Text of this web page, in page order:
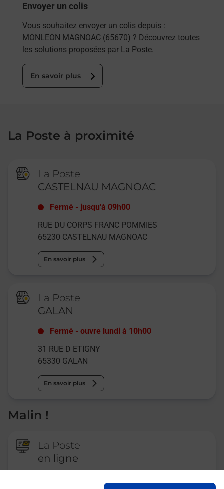
Envoyer un colis
Vous souhaitez envoyer un colis depuis :
MONLEON MAGNOAC (65670) ? Découvrez toutes
les solutions proposées par La Poste.
En savoir plus
La Poste à proximité
La Poste
CASTELNAU MAGNOAC
Fermé - jusqu'à 09h00
RUE DU CORPS FRANC POMMIES
65230 CASTELNAU MAGNOAC
En savoir plus
La Poste
GALAN
Fermé -ouvre lundi à 10h00
31 RUE D ETIGNY
65330 GALAN
En savoir plus
Malin !
La Poste
en ligne